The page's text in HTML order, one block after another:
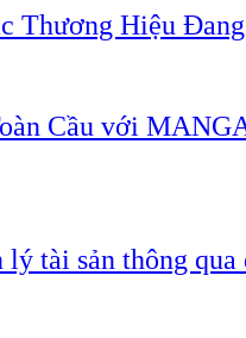
Thương Hiệu
Cầu với
tài sản thông